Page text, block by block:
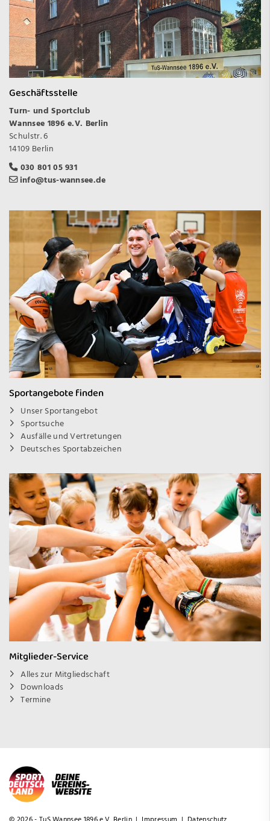
Geschäftsstelle
Turn- und Sportclub
Wannsee 1896 e.V. Berlin
Schulstr. 6
14109 Berlin
030 801 05 931
info@tus-wannsee.de
Sportangebote finden
Unser Sportangebot
Sportsuche
Ausfälle und Vertretungen
Deutsches Sportabzeichen
Mitglieder-Service
Alles zur Mitgliedschaft
Downloads
Termine